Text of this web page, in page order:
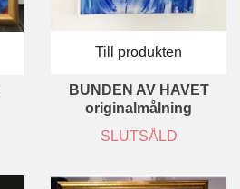
Till produkten
BUNDEN AV HAVET
originalmålning
SLUTSÅLD